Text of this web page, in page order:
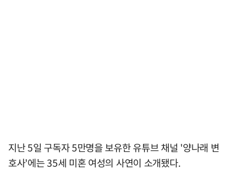
지난 5일 구독자 5만명을 보유한 유튜브 채널 '양나래 변
호사'에는 35세 미혼 여성의 사연이 소개됐다.